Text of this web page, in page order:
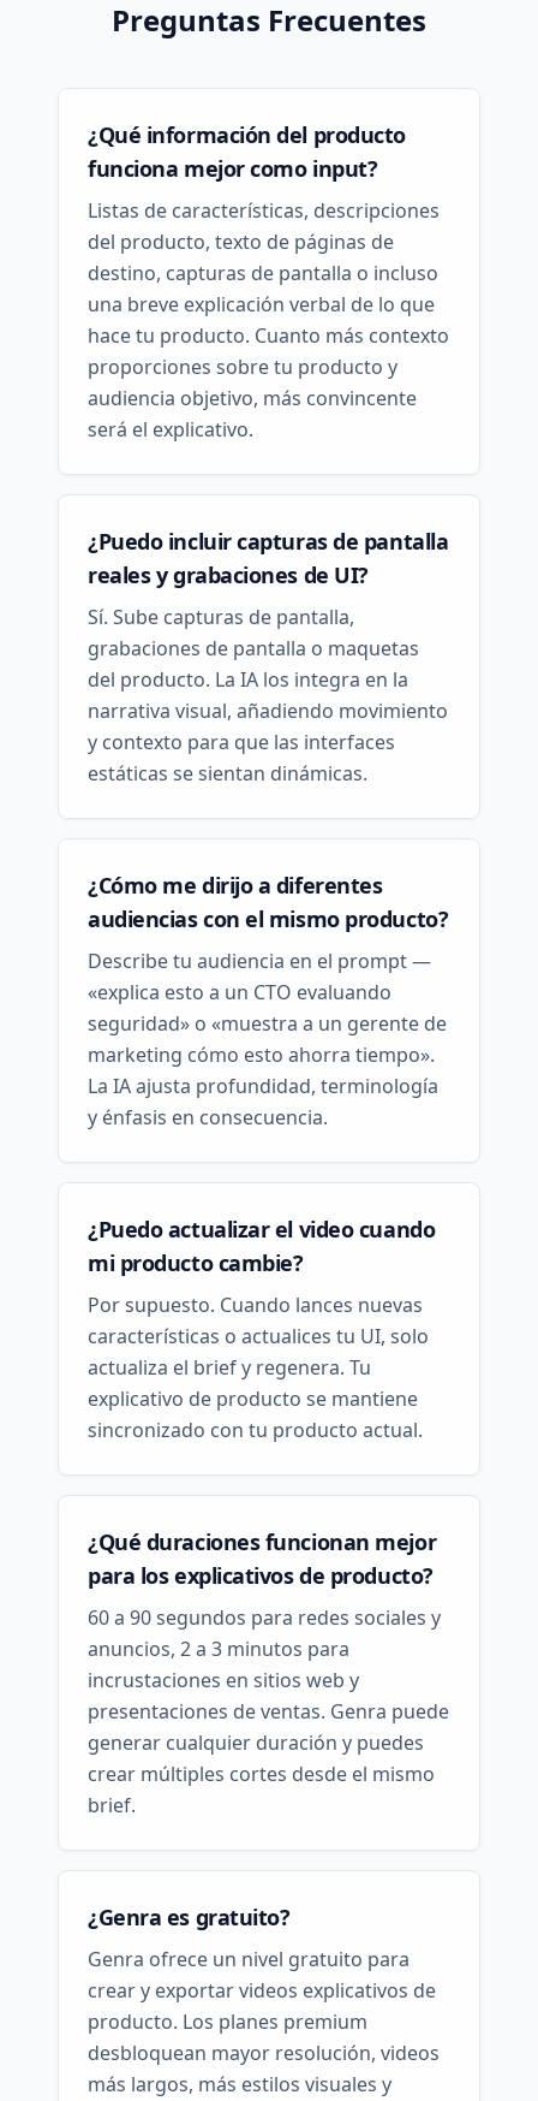
Preguntas Frecuentes
¿Qué información del producto
funciona mejor como input?
Listas de características, descripciones
del producto, texto de páginas de
destino, capturas de pantalla o incluso
una breve explicación verbal de lo que
hace tu producto. Cuanto más contexto
proporciones sobre tu producto y
audiencia objetivo, más convincente
será el explicativo.
¿Puedo incluir capturas de pantalla
reales y grabaciones de UI?
Sí. Sube capturas de pantalla,
grabaciones de pantalla o maquetas
del producto. La IA los integra en la
narrativa visual, añadiendo movimiento
y contexto para que las interfaces
estáticas se sientan dinámicas.
¿Cómo me dirijo a diferentes
audiencias con el mismo producto?
Describe tu audiencia en el prompt —
«explica esto a un CTO evaluando
seguridad» o «muestra a un gerente de
marketing cómo esto ahorra tiempo».
La IA ajusta profundidad, terminología
y énfasis en consecuencia.
¿Puedo actualizar el video cuando
mi producto cambie?
Por supuesto. Cuando lances nuevas
características o actualices tu UI, solo
actualiza el brief y regenera. Tu
explicativo de producto se mantiene
sincronizado con tu producto actual.
¿Qué duraciones funcionan mejor
para los explicativos de producto?
60 a 90 segundos para redes sociales y
anuncios, 2 a 3 minutos para
incrustaciones en sitios web y
presentaciones de ventas. Genra puede
generar cualquier duración y puedes
crear múltiples cortes desde el mismo
brief.
¿Genra es gratuito?
Genra ofrece un nivel gratuito para
crear y exportar videos explicativos de
producto. Los planes premium
desbloquean mayor resolución, videos
más largos, más estilos visuales y